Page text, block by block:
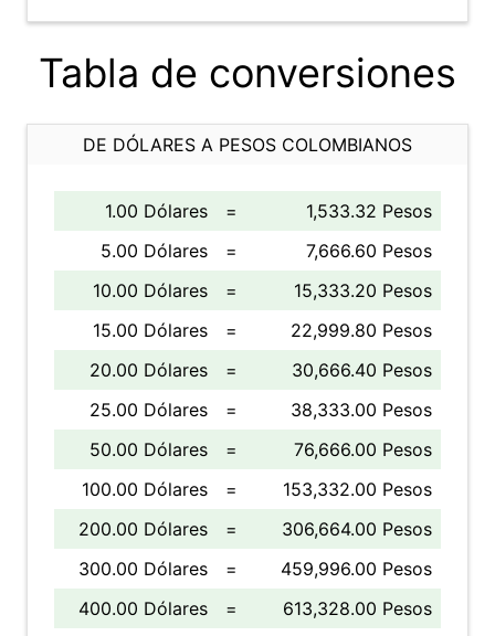
Tabla de conversiones
DE DÓLARES A PESOS COLOMBIANOS
1.00 Dólares =
1,533.32 Pesos
5.00 Dólares
=
7,666.60 Pesos
10.00 Dólares
=
15,333.20 Pesos
15.00 Dólares
=
22,999.80 Pesos
20.00 Dólares
=
30,666.40 Pesos
25.00 Dólares
=
38,333.00 Pesos
50.00 Dólares
=
76,666.00 Pesos
100.00 Dólares
=
153,332.00 Pesos
200.00 Dólares
=
306,664.00 Pesos
300.00 Dólares
=
459,996.00 Pesos
400.00 Dólares
=
613,328.00 Pesos